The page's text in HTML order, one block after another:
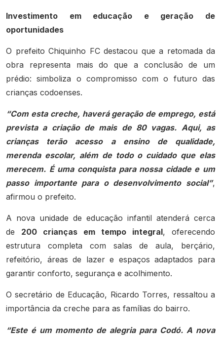
Investimento em educação e geração de
oportunidades
O prefeito Chiquinho FC destacou que a retomada da
obra representa mais do que a conclusão de um
prédio: simboliza o compromisso com o futuro das
crianças codoenses.
“Com esta creche, haverá geração de emprego, está
prevista a criação de mais de 80 vagas. Aqui, as
crianças terão acesso a ensino de qualidade,
merenda escolar, além de todo o cuidado que elas
merecem. É uma conquista para nossa cidade e um
passo importante para o desenvolvimento social”,
afirmou o prefeito.
A nova unidade de educação infantil atenderá cerca
de 200 crianças em tempo integral, oferecendo
estrutura completa com salas de aula, berçário,
refeitório, áreas de lazer e espaços adaptados para
garantir conforto, segurança e acolhimento.
O secretário de Educação, Ricardo Torres, ressaltou a
importância da creche para as famílias do bairro.
“Este é um momento de alegria para Codó. A nova